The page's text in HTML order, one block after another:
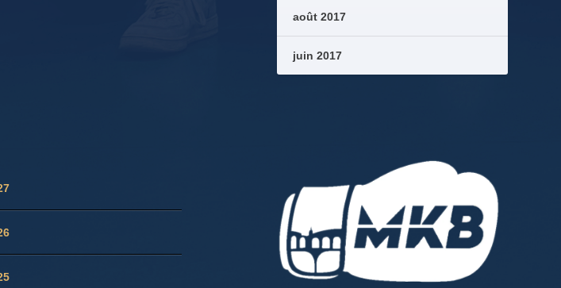
août 2017
juin 2017